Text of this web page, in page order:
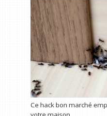
Ce hack bon marché